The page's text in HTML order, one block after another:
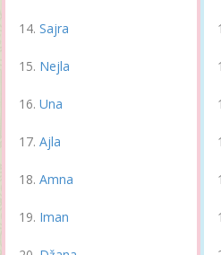
Sajra
Nejla
Una
Ajla
Amna
Iman